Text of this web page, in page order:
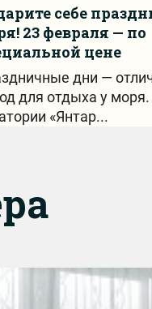
себе
23 февраля — по
цене
дни —
для отдыха у
«Янтар...